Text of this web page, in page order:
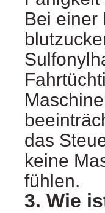
Bei einer
das
keine
fühlen.
3. Wie